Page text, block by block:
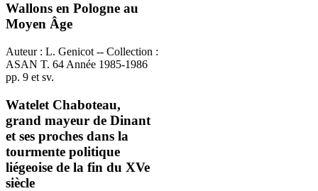
Wallons en Pologne au
Moyen Âge
Auteur : L. Genicot -- Collection :
ASAN T. 64 Année 1985-1986
pp. 9 et sv.
Watelet Chaboteau,
grand mayeur de Dinant
et ses proches dans la
tourmente politique
liégeoise de la fin du XVe
siècle